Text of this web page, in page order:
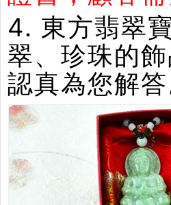
4. 東方翡翠
翠、珍珠的
認真為您解答